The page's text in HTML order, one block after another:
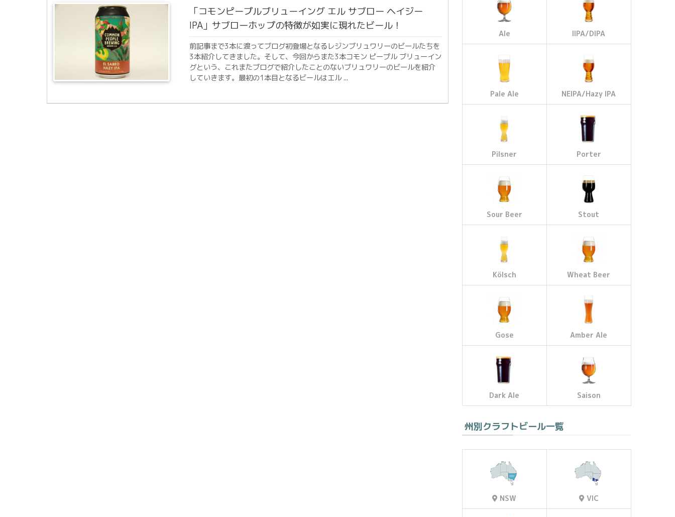
「コモンピープルブリューイング エル サブロー ヘイジー
IPA」サブローホップの特徴が如実に現れたビール！
前記事まで3本に渡ってブログ初登場となるレジンブリュワリーのビールたちを
3本紹介してきました。そして、今回からまた3本コモン ピープル ブリューイン
グという、これまたブログで紹介したことのないブリュワリーのビールを紹介
していきます。最初の1本目となるビールはエル ...
Ale IIPA/DIPA
Pale Ale NEIPA/Hazy IPA
Pilsner Porter
Sour Beer Stout
Kölsch Wheat Beer
Gose Amber Ale
Dark Ale Saison
州別クラフトビール一覧
NSW VIC